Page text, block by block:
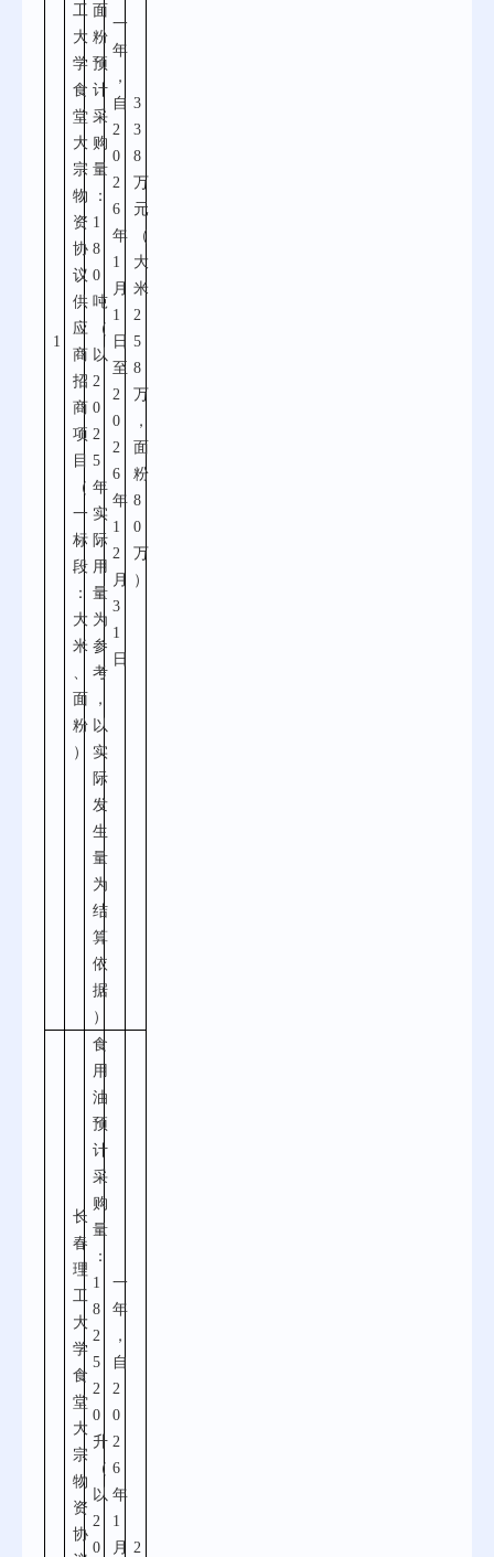
1
工
大
学
食
堂
大
宗
物
资
协
议
供
应
商
招
商
项
目
（
一
标
段
：
大
米
面
粉
）
面
粉
预
计
采
购
量
：
1
8
0
吨
（
以
2
0
2
5
年
实
际
用
量
为
参
考
，
以
实
际
发
生
量
为
结
算
依
据
）
一
年
，
自
2
0
2
6
年
1
月
1
日
至
2
0
2
6
年
1
2
月
3
1
日
3
3
8
万
元
（
大
米
2
5
8
万
，
面
粉
8
0
万
）
长
春
理
工
大
学
食
堂
大
宗
物
资
协
食
用
油
预
计
采
购
量
：
1
8
2
5
2
0
升
（
以
2
0
一
年
，
自
2
0
2
6
年
1
月 2